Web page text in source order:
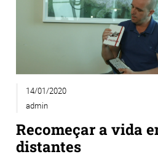
14/01/2020
admin
Recomeçar a vida
distantes